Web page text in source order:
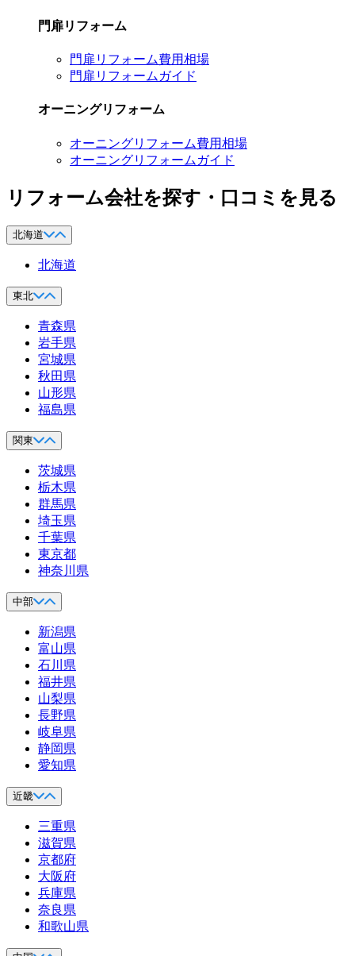
門扉リフォーム
門扉リフォーム費用相場
門扉リフォームガイド
オーニングリフォーム
オーニングリフォーム費用相場
オーニングリフォームガイド
リフォーム会社を探す・口コミを見る
北海道
北海道
東北
青森県
岩手県
宮城県
秋田県
山形県
福島県
関東
茨城県
栃木県
群馬県
埼玉県
千葉県
東京都
神奈川県
中部
新潟県
富山県
石川県
福井県
山梨県
長野県
岐阜県
静岡県
愛知県
近畿
三重県
滋賀県
京都府
大阪府
兵庫県
奈良県
和歌山県